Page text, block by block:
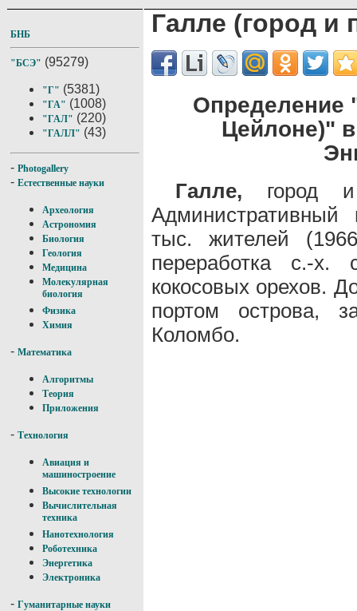
БНБ
"БСЭ" (95279)
"Г" (5381)
"ГА" (1008)
"ГАЛ" (220)
"ГАЛЛ" (43)
- Photogallery
- Естественные науки
Археология
Астрономия
Биология
Геология
Медицина
Молекулярная
биология
Физика
Химия
- Математика
Алгоритмы
Теория
Приложения
- Технология
Авиация и
машиностроение
Высокие технологии
Вычислительная
техника
Нанотехнология
Роботехника
Энергетика
Электроника
- Гуманитарные науки
Галле (город и
Определение
Цейлоне)"
Галле, город
тыс. жителей
переработка с.-
кокосовых орехов.
портом острова,
Коломбо.